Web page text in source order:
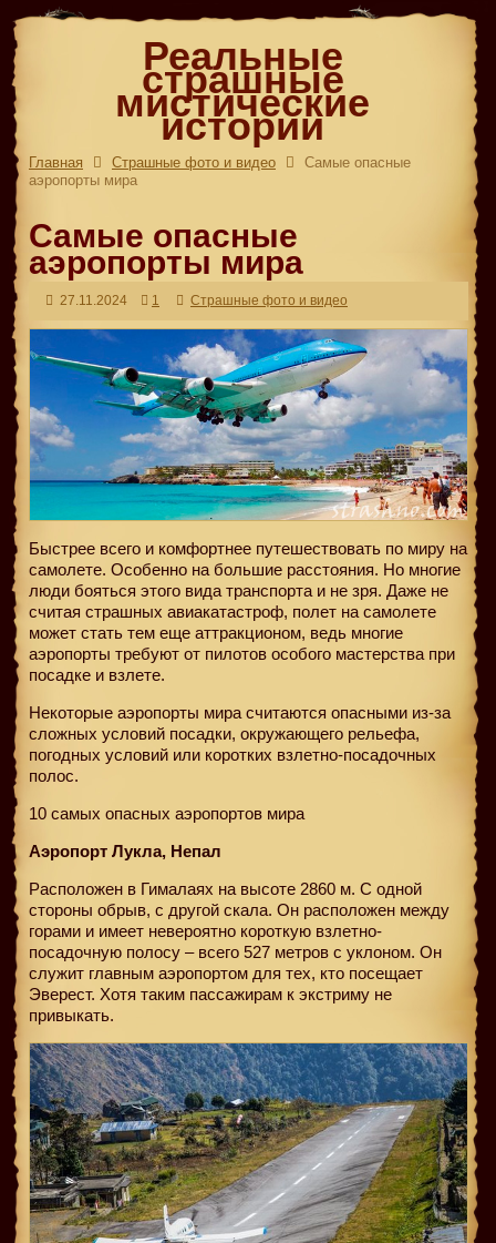
Реальные
страшные
мистические
истории
Главная Страшные фото и видео
Самые опасные
аэропорты мира
Самые опасные
аэропорты мира
27.11.2024 1 Страшные фото и видео
Быстрее всего и комфортнее путешествовать по миру на
самолете. Особенно на большие расстояния. Но многие
люди бояться этого вида транспорта и не зря. Даже не
считая страшных авиакатастроф, полет на самолете
может стать тем еще аттракционом, ведь многие
аэропорты требуют от пилотов особого мастерства при
посадке и взлете.
Некоторые аэропорты мира считаются опасными из-за
сложных условий посадки, окружающего рельефа,
погодных условий или коротких взлетно-посадочных
полос.
10 самых опасных аэропортов мира
Аэропорт Лукла, Непал
Расположен в Гималаях на высоте 2860 м. С одной
стороны обрыв, с другой скала. Он расположен между
горами и имеет невероятно короткую взлетно-
посадочную полосу – всего 527 метров с уклоном. Он
служит главным аэропортом для тех, кто посещает
Эверест. Хотя таким пассажирам к экстриму не
привыкать.